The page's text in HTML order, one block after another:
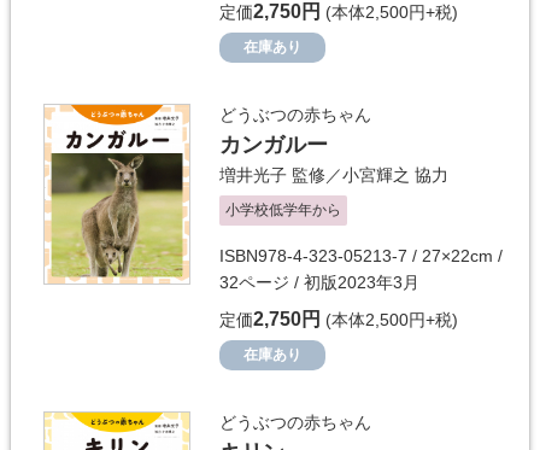
定価2,750円 (本体2,500円+税)
在庫あり
どうぶつの赤ちゃん
カンガルー
増井光子 監修／小宮輝之 協力
小学校低学年から
ISBN978-4-323-05213-7 / 27×22cm /
32ページ / 初版2023年3月
定価2,750円 (本体2,500円+税)
在庫あり
どうぶつの赤ちゃん